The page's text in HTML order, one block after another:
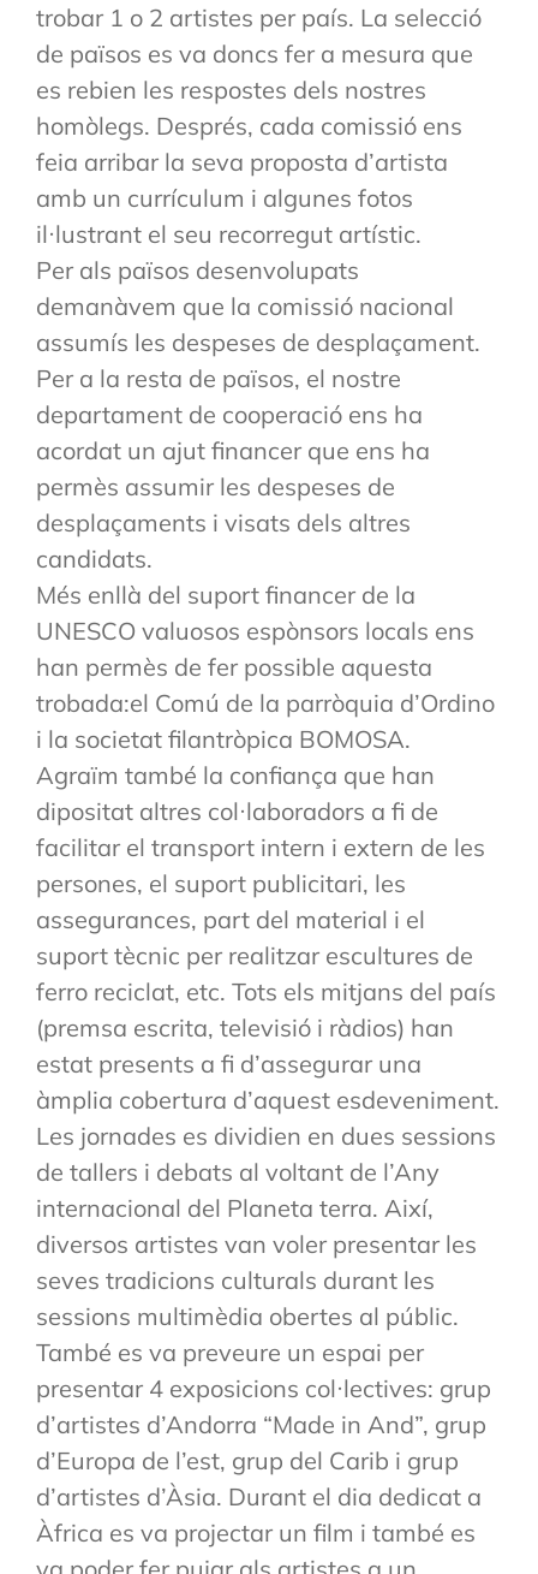
trobar 1 o 2 artistes per país. La selecció
de països es va doncs fer a mesura que
es rebien les respostes dels nostres
homòlegs. Després, cada comissió ens
feia arribar la seva proposta d’artista
amb un currículum i algunes fotos
il·lustrant el seu recorregut artístic.
Per als països desenvolupats
demanàvem que la comissió nacional
assumís les despeses de desplaçament.
Per a la resta de països, el nostre
departament de cooperació ens ha
acordat un ajut financer que ens ha
permès assumir les despeses de
desplaçaments i visats dels altres
candidats.
Més enllà del suport financer de la
UNESCO valuosos espònsors locals ens
han permès de fer possible aquesta
trobada:el Comú de la parròquia d’Ordino
i la societat filantròpica BOMOSA.
Agraïm també la confiança que han
dipositat altres col·laboradors a fi de
facilitar el transport intern i extern de les
persones, el suport publicitari, les
assegurances, part del material i el
suport tècnic per realitzar escultures de
ferro reciclat, etc. Tots els mitjans del país
(premsa escrita, televisió i ràdios) han
estat presents a fi d’assegurar una
àmplia cobertura d’aquest esdeveniment.
Les jornades es dividien en dues sessions
de tallers i debats al voltant de l’Any
internacional del Planeta terra. Així,
diversos artistes van voler presentar les
seves tradicions culturals durant les
sessions multimèdia obertes al públic.
També es va preveure un espai per
presentar 4 exposicions col·lectives: grup
d’artistes d’Andorra “Made in And”, grup
d’Europa de l’est, grup del Carib i grup
d’artistes d’Àsia. Durant el dia dedicat a
Àfrica es va projectar un film i també es